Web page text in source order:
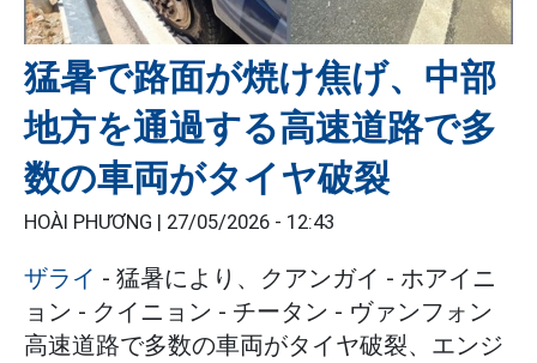
猛暑で路面が焼け焦げ、中部
地方を通過する高速道路で多
数の車両がタイヤ破裂
HOÀI PHƯƠNG | 27/05/2026 - 12:43
ザライ - 猛暑により、クアンガイ - ホアイニ
ョン - クイニョン - チータン - ヴァンフォン
高速道路で多数の車両がタイヤ破裂、エンジ